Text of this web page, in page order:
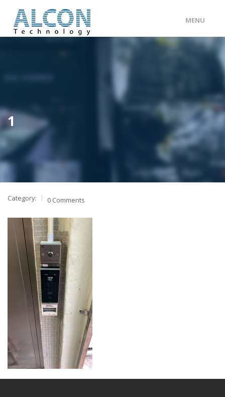
MENU
ENG / 中文
產品及服務
工程個案
聯絡我們
1
Category: 0 Comments